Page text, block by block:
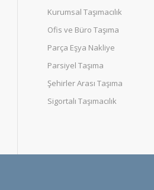
Kurumsal Taşımacılık
Ofis ve Büro Taşıma
Parça Eşya Nakliye
Parsiyel Taşıma
Şehirler Arası Taşıma
Sigortalı Taşımacılık